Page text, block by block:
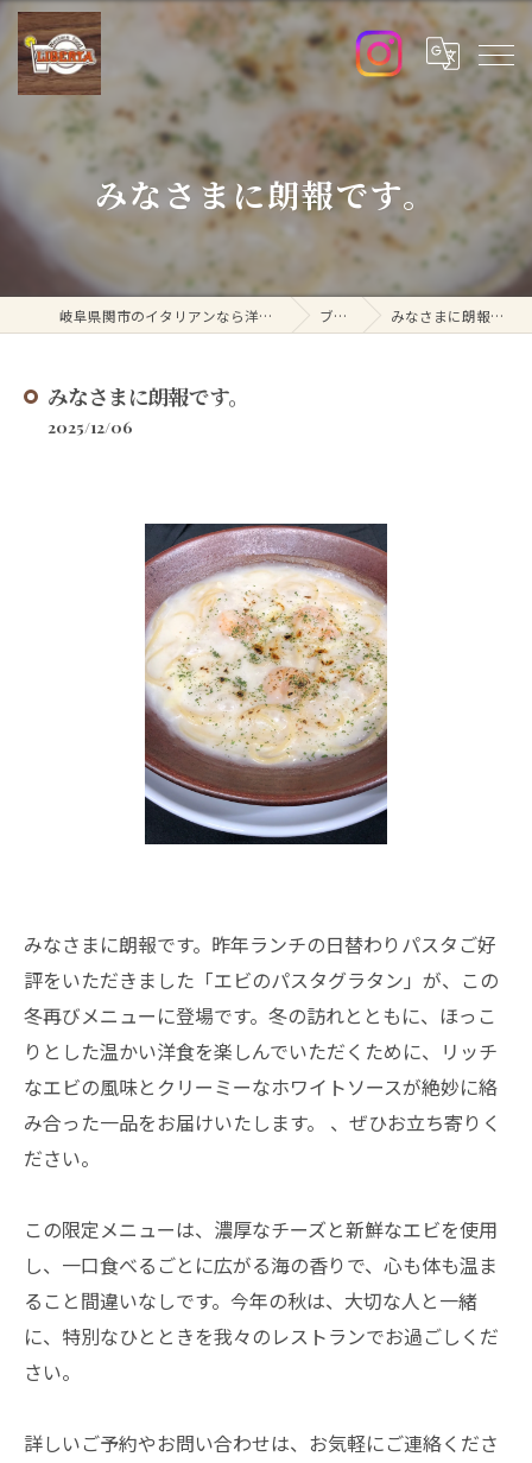
みなさまに朗報です。
岐阜県関市のイタリアンなら洋食リベルタ ブログ みなさまに朗報です。
みなさまに朗報です。
2025/12/06
みなさまに朗報です。昨年ランチの日替わりパスタご好
評をいただきました「エビのパスタグラタン」が、この
冬再びメニューに登場です。冬の訪れとともに、ほっこ
りとした温かい洋食を楽しんでいただくために、リッチ
なエビの風味とクリーミーなホワイトソースが絶妙に絡
み合った一品をお届けいたします。 、ぜひお立ち寄りく
ださい。
この限定メニューは、濃厚なチーズと新鮮なエビを使用
し、一口食べるごとに広がる海の香りで、心も体も温ま
ること間違いなしです。今年の秋は、大切な人と一緒
に、特別なひとときを我々のレストランでお過ごしくだ
さい。
詳しいご予約やお問い合わせは、お気軽にご連絡くださ